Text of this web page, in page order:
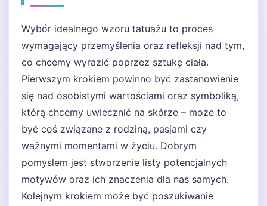
Wybór idealnego wzoru tatuażu to proces
wymagający przemyślenia oraz refleksji nad tym,
co chcemy wyrazić poprzez sztukę ciała.
Pierwszym krokiem powinno być zastanowienie
się nad osobistymi wartościami oraz symboliką,
którą chcemy uwiecznić na skórze – może to
być coś związane z rodziną, pasjami czy
ważnymi momentami w życiu. Dobrym
pomysłem jest stworzenie listy potencjalnych
motywów oraz ich znaczenia dla nas samych.
Kolejnym krokiem może być poszukiwanie